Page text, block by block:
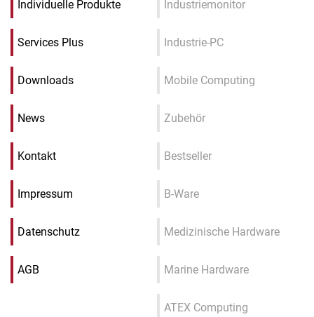
Individuelle Produkte
Services Plus
Downloads
News
Kontakt
Impressum
Datenschutz
AGB
Industriemonitor
Industrie-PC
Mobile Computing
Zubehör
Bestseller
B-Ware
Medizinische Hardware
Marine Hardware
ATEX Computing